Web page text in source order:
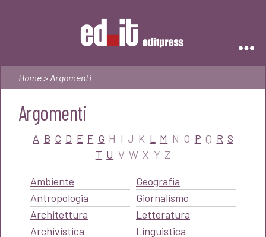
Home> Argomenti
Argomenti
A B C D E F G H I J K L M N O P Q R S
T U V W X Y Z
Ambiente
Antropologia
Architettura
Archivistica
Geografia
Giornalismo
Letteratura
Linguistica